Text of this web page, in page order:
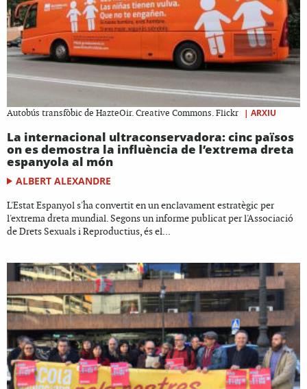
Autobús transfòbic de HazteOir. Creative Commons. Flickr | ARXIU
La internacional ultraconservadora: cinc països
on es demostra la influència de l’extrema dreta
espanyola al món
ALBERT ALEXANDRE
L'Estat Espanyol s'ha convertit en un enclavament estratègic per
l'extrema dreta mundial. Segons un informe publicat per l'Associació
de Drets Sexuals i Reproductius, és el...